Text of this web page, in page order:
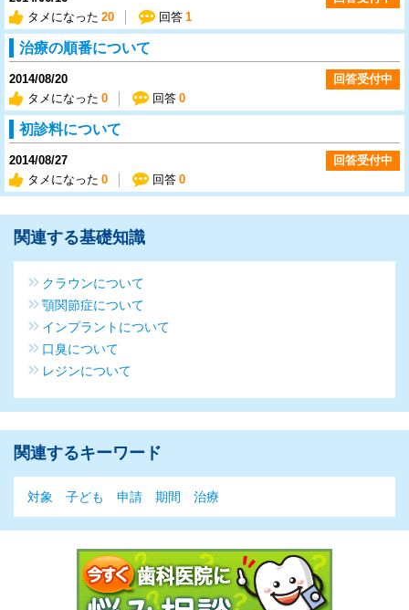
タメになった 20 回答 1
治療の順番について
2014/08/20
タメになった 0 回答 0
回答受付中
初診料について
2014/08/27
タメになった 0 回答 0
回答受付中
関連する基礎知識
クラウンについて
顎関節症について
インプラントについて
口臭について
レジンについて
関連するキーワード
対象 子ども 申請 期間 治療